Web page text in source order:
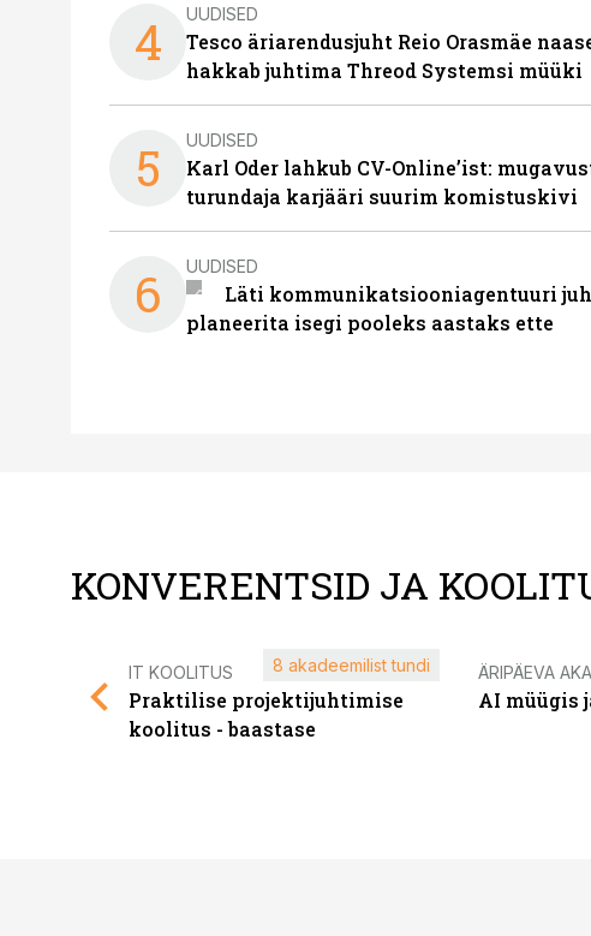
4 UUDISED
Tesco äriarendusjuht Reio Orasmäe
hakkab juhtima Threod Systemsi müüki
5 UUDISED
Karl Oder lahkub CV-Online’ist:
turundaja karjääri suurim komistuskivi
6 UUDISED
Läti kommunikatsiooniagentuuri
planeerita isegi pooleks aastaks ette
KONVERENTSID JA
IT KOOLITUS
Praktilise projektijuhtimise
koolitus - baastase
8 akadeemilist tundi ÄRIPÄEVA
AI müügis